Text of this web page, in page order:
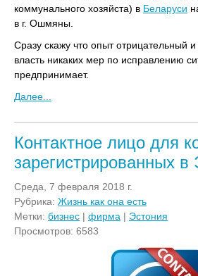
коммунального хозяйста) в Беларуси
в г. Ошмяны.
Сразу скажу что опыт отрицательный
власть никаких мер по исправлению
предпринимает.
Далее...
Контактное лицо для
зарегистрированных в
Среда, 7 февраля 2018 г.
Рубрика: Жизнь как она есть
Метки: бизнес | фирма | Эстония
Просмотров: 6583